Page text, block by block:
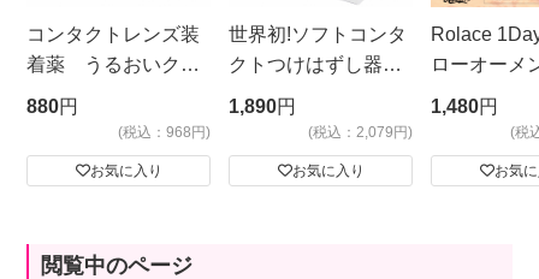
コンタクトレンズ装
着薬 うるおいクッ
ション フォーリン
ドロップNEO
880円
(税込：968円)
お気に入り
世界初!ソフトコンタ
クトつけはずし器
具 meruru ケース
付き クリア
1,890円
(税込：2,079円)
お気に入り
Rolace
ローオーメ
1,480円
(税
お気
閲覧中のページ